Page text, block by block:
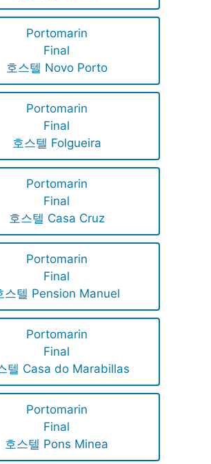
Portomarin
Final
호스텔 Novo Porto
Portomarin
Final
호스텔 Folgueira
Portomarin
Final
호스텔 Casa Cruz
Portomarin
Final
스텔 Pension Manuel
Portomarin
Final
텔 Casa do Marabillas
Portomarin
Final
호스텔 Pons Minea